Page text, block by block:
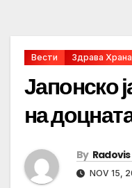
Вести Здрава Храна
Јапонско
на
By
NOV 15,